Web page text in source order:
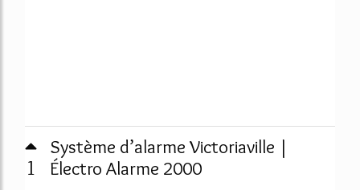
1
Système d’alarme Victoriaville |
Électro Alarme 2000